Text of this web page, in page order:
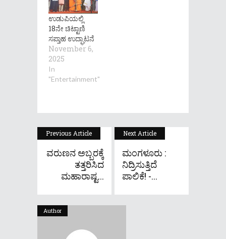
ಉಡುಪಿಯಲ್ಲಿ
18ನೇ ಚಿಟ್ಟಾಣಿ
ಸಪ್ತಾಹ ಉದ್ಘಾಟನೆ
November 6,
2025
In
"Entertainment"
Previous Article
ವರುಣನ ಅಬ್ಬರಕ್ಕೆ
ತತ್ತರಿಸಿದ
ಮಹಾರಾಷ್ಟ...
Next Article
ಮಂಗಳೂರು :
ನಿದ್ರಿಸುತ್ತಿದೆ
ಪಾಲಿಕೆ! -...
Author